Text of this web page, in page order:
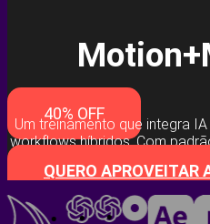
40% OFF
Um treinamento que integra
workflows híbridos. Com
QUERO APROVEITAR